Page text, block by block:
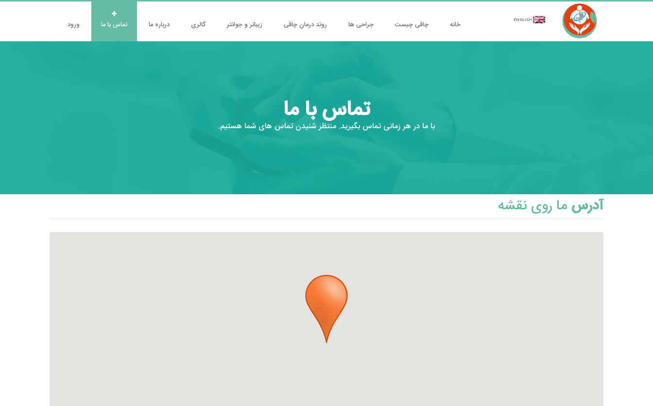
خانه چاقی چیست جراحی ها روند درمان چاقی زیباتر و جوانتر گالری درباره ما تماس با ما ورود
تماس با ما
با ما در هر زمانی تماس بگیرید. منتظر شنیدن تماس های شما هستیم.
آدرس ما روی نقشه